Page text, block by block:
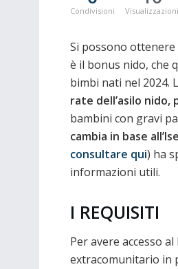
Condivisioni Visualizzazioni
Si possono ottenere
è il bonus nido, che
bimbi nati nel 2024.
rate dell’asilo nido,
bambini con gravi
cambia in base
consultare qui) ha
informazioni utili.
I REQUISITI
Per avere accesso
extracomunitario in